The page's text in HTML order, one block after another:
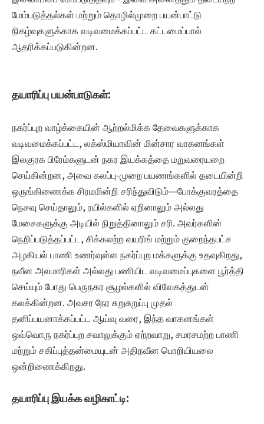
மேம்படுத்தல்கள் மற்றும் தொழில்முறை பயன்பாட்டு
நிகழ்வுகளுக்காக வடிவமைக்கப்பட்ட கட்டமைப்பால்
ஆதரிக்கப்படுகின்றன.
தயாரிப்பு பயன்பாடுகள்:
நகர்ப்புற வாழ்க்கையின் ஆற்றல்மிக்க தேவைகளுக்காக
வடிவமைக்கப்பட்ட, லக்ஸ்மியாவின் மின்சார வாகனங்கள்
இலகுரக பிரேம்களுடன் நகர இயக்கத்தை மறுவரையறை
செய்கின்றன, அவை கலப்பு-முறை பயணங்களில் தடையின்றி
ஒருங்கிணைக்க சிரமமின்றி சரிந்துவிடும்—போக்குவரத்தை
நெசவு செய்தாலும், ரயில்களில் ஏறினாலும் அல்லது
மேசைகளுக்கு அடியில் நிறுத்தினாலும் சரி. அவர்களின்
நெறிப்படுத்தப்பட்ட, சிக்கலற்ற வயரிங் மற்றும் குறைந்தபட்ச
அழகியல் பாணி உணர்வுள்ள நகர்ப்புற மக்களுக்கு உதவுகிறது,
நவீன அலமாரிகள் அல்லது பணியிட வடிவமைப்புகளை பூர்த்தி
செய்யும் போது பெருநகர சூழல்களில் விவேகத்துடன்
கலக்கின்றன. அவசர நேர சுறுசுறுப்பு முதல்
தனிப்பயனாக்கப்பட்ட ஆய்வு வரை, இந்த வாகனங்கள்
ஒவ்வொரு நகர்ப்புற சவாலுக்கும் ஏற்றவாறு, சமரசமற்ற பாணி
மற்றும் சகிப்புத்தன்மையுடன் அதிநவீன பொறியியலை
ஒன்றிணைக்கிறது.
தயாரிப்பு இயக்க வழிகாட்டி: